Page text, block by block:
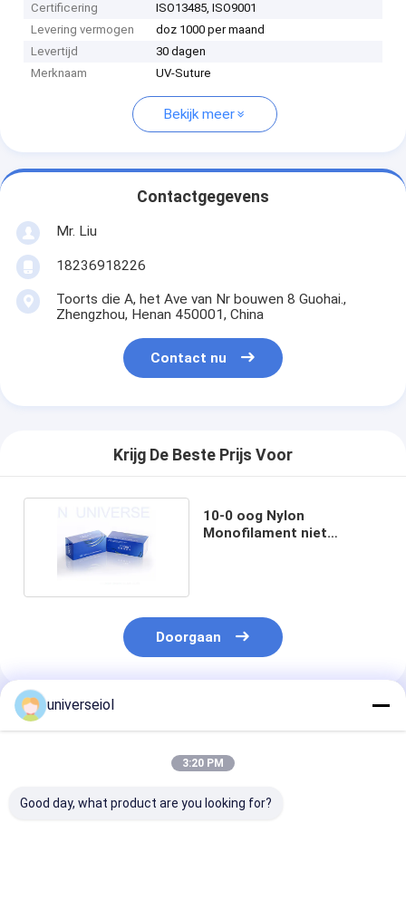
Certificering
ISO13485, ISO9001
Levering vermogen
doz 1000 per maand
Levertijd
30 dagen
Merknaam
UV-Suture
Bekijk meer
Contactgegevens
Mr. Liu
18236918226
Toorts die A, het Ave van Nr bouwen 8 Guohai.,
Zhengzhou, Henan 450001, China
Contact nu
Krijg De Beste Prijs Voor
10-0 oog Nylon
Monofilament niet
Doorgaan
Geadviseerde Producten
universeiol
3:20 PM
Good day, what product are you looking for?